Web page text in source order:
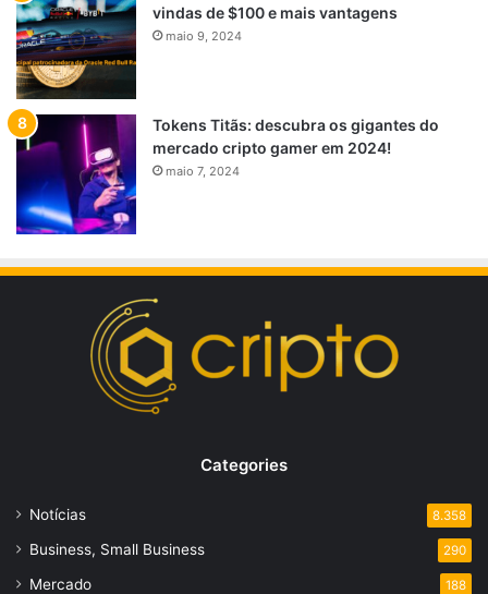
vindas de $100 e mais vantagens
maio 9, 2024
Tokens Titãs: descubra os gigantes do
mercado cripto gamer em 2024!
maio 7, 2024
Categories
Notícias 8.358
Business, Small Business 290
Mercado 188